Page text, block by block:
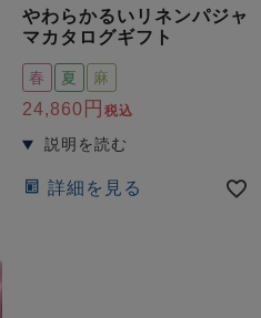
やわらかるいリネンパジャ
マカタログギフト
春 夏 麻
24,860 税込
詳細を見る